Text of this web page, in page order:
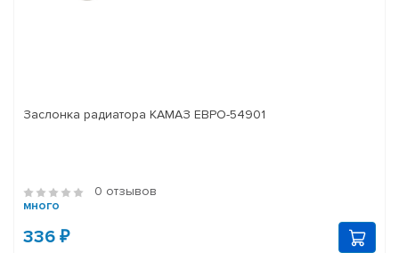
Заслонка радиатора КАМАЗ ЕВРО-54901
0 отзывов
много
336 ₽